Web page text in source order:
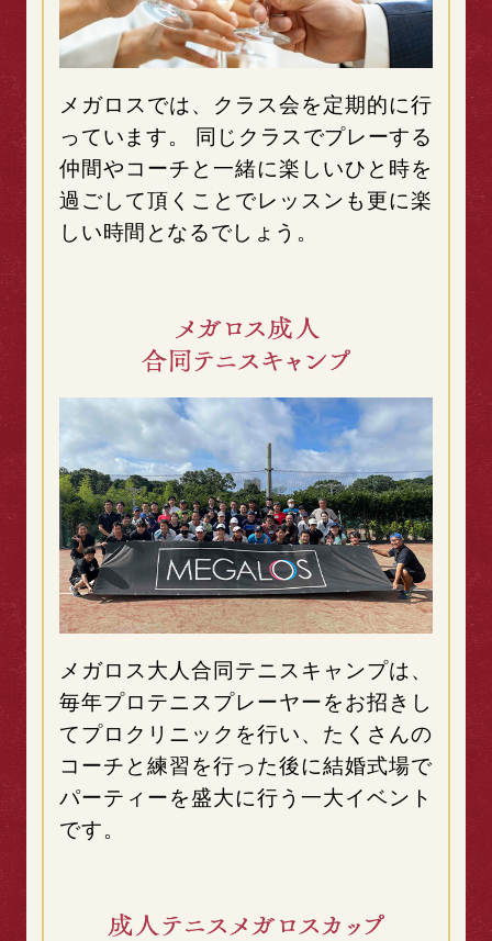
メガロスでは、クラス会を定期的に行
っています。 同じクラスでプレーする
仲間やコーチと一緒に楽しいひと時を
過ごして頂くことでレッスンも更に楽
しい時間となるでしょう。
メガロス大人合同テニスキャンプは、
毎年プロテニスプレーヤーをお招きし
てプロクリニックを行い、たくさんの
コーチと練習を行った後に結婚式場で
パーティーを盛大に行う一大イベント
です。